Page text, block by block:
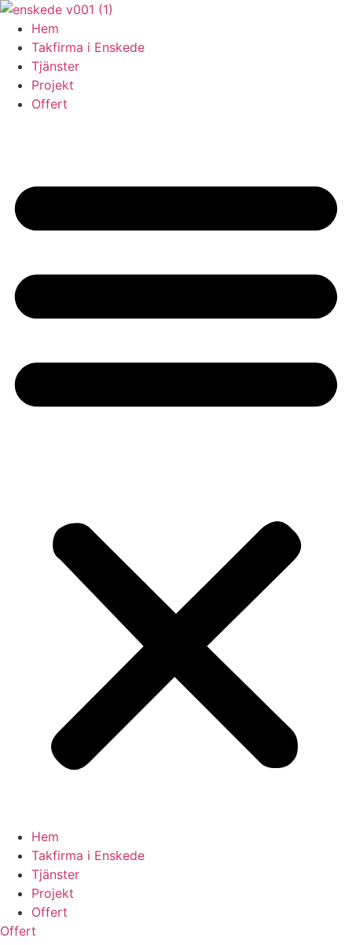
Skip
content
Hem
Takfirma i Enskede
Tjänster
Projekt
Offert
Hem
Takfirma i Enskede
Tjänster
Projekt
Offert
Offert